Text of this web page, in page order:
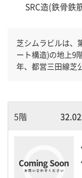
SRC造(鉄骨鉄
芝シムラビルは、
ート構造)の地上9階/
年、都営三田線芝
耐震性がしっかり
ので時間帯を気に
5階